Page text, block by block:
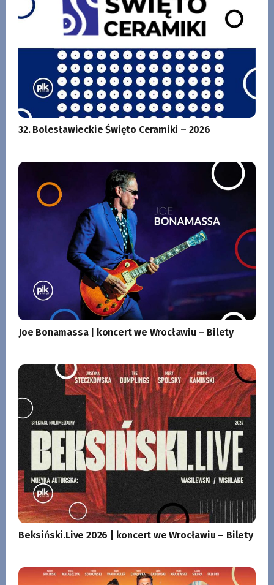
32. Bolesławieckie Święto Ceramiki – 2026
Joe Bonamassa | koncert we Wrocławiu – Bilety
Beksiński.Live 2026 | koncert we Wrocławiu – Bilety